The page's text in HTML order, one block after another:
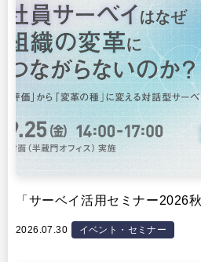
「サーベイ活用セミナー2026
2026.07.30 イベント・セミナー